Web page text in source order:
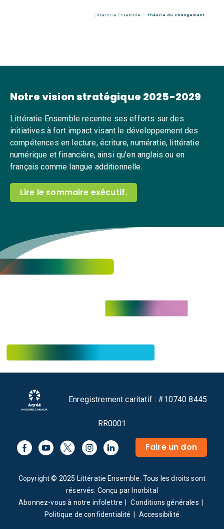
Notre vision stratégique 2025-2029
Littératie Ensemble recentre ses efforts sur des
initiatives à fort impact visant le développement des
compétences en lecture, écriture, numératie, littératie
numérique et financière, ainsi qu’en anglais ou en
français comme langue additionnelle.
Lire le sommaire exécutif.
Enregistrement caritatif : #10740 8445
RR0001
Faire un don
Copyright © 2025 Littératie Ensemble. Tous les droits sont
réservés. Conçu par Inorbital
Abonnez-vous à notre infolettre
Conditions générales
Politique de confidentialité
Accessibilité